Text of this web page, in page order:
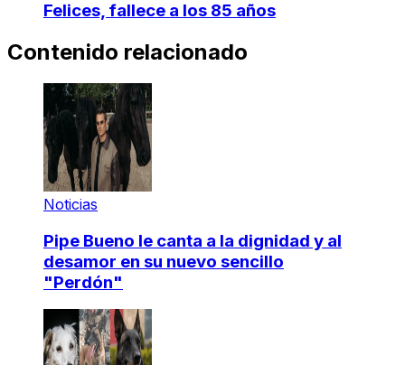
Felices, fallece a los 85 años
Contenido relacionado
Noticias
Pipe Bueno le canta a la dignidad y al
desamor en su nuevo sencillo
"Perdón"